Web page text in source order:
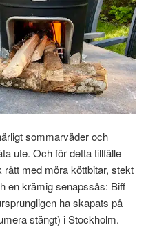
sommarväder och
ute. Och för detta tillfälle
med möra köttbitar, stekt
en krämig senapssås: Biff
ha skapats på
stängt) i Stockholm.